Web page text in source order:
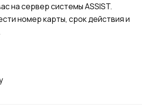
на сервер системы ASSIST.
номер карты, срок действия и